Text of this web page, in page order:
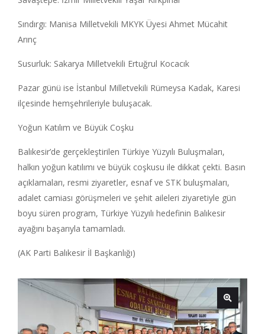
Sındırgı: Manisa Milletvekili MKYK Üyesi Ahmet Mücahit
Arınç
Susurluk: Sakarya Milletvekili Ertuğrul Kocacık
Pazar günü ise İstanbul Milletvekili Rümeysa Kadak, Karesi
ilçesinde hemşehrileriyle buluşacak.
Yoğun Katılım ve Büyük Coşku
Balıkesir’de gerçekleştirilen Türkiye Yüzyılı Buluşmaları,
halkın yoğun katılımı ve büyük coşkusu ile dikkat çekti. Basın
açıklamaları, resmi ziyaretler, esnaf ve STK buluşmaları,
adalet camiası görüşmeleri ve şehit aileleri ziyaretiyle gün
boyu süren program, Türkiye Yüzyılı hedefinin Balıkesir
ayağını başarıyla tamamladı.
(AK Parti Balıkesir İl Başkanlığı)